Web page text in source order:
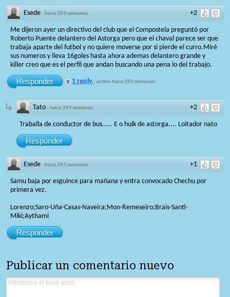
+2
Esede ·hace 393 semanas
Me dijeron ayer un directivo del club que el Compostela preguntó por
Roberto Puente delantero del Astorga pero que el chaval parece ser que
trabaja aparte del futbol y no quiere moverse por si pierde el curro.Miré
sus numeros y lleva 16goles hasta ahora ademas delantero grande y
killer creo que es el perfil que andan buscando una pena lo del trabajo.
Responder 1 reply ·activo hace 393 semanas
+2
Tato ·hace 393 semanas
Traballa de conductor de bus..... E o hulk de astorga.... Loitador nato
Responder
+1
Esede ·hace 393 semanas
Samu baja por esguince para mañana y entra convocado Chechu por
primera vez.
Lorenzo;Saro-Uña-Casas-Naveira;Mon-Remeseiro;Brais-Santi-
Miki;Aythami
Responder
Publicar un comentario nuevo